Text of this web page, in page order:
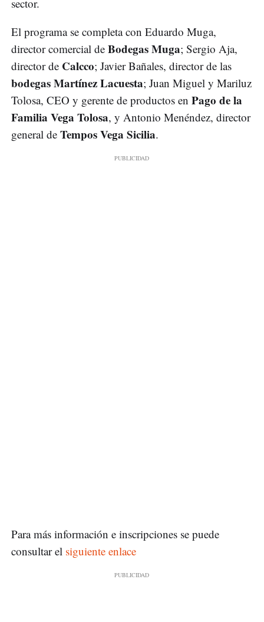
sector.
El programa se completa con Eduardo Muga,
director comercial de Bodegas Muga; Sergio Aja,
director de Calcco; Javier Bañales, director de las
bodegas Martínez Lacuesta; Juan Miguel y Mariluz
Tolosa, CEO y gerente de productos en Pago de la
Familia Vega Tolosa, y Antonio Menéndez, director
general de Tempos Vega Sicilia.
Para más información e inscripciones se puede
consultar el siguiente enlace